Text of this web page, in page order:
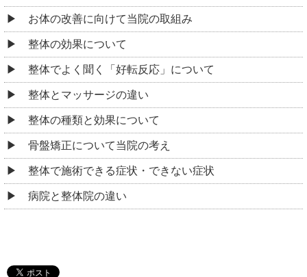
お体の改善に向けて当院の取組み
整体の効果について
整体でよく聞く「好転反応」について
整体とマッサージの違い
整体の種類と効果について
骨盤矯正について当院の考え
整体で施術できる症状・できない症状
病院と整体院の違い